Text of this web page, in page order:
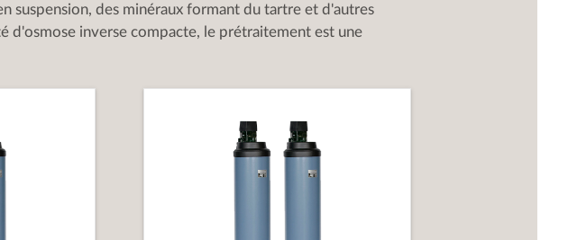
suspension, des minéraux formant du tartre et d'autres
d'osmose inverse compacte, le prétraitement est une